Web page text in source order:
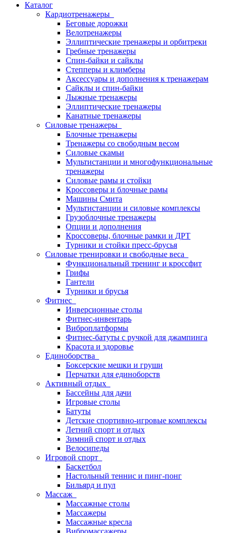
Каталог
Кардиотренажеры
Беговые дорожки
Велотренажеры
Эллиптические тренажеры и орбитреки
Гребные тренажеры
Спин-байки и сайклы
Степперы и климберы
Аксессуары и дополнения к тренажерам
Сайклы и спин-байки
Лыжные тренажеры
Эллиптические тренажеры
Канатные тренажеры
Силовые тренажеры
Блочные тренажеры
Тренажеры со свободным весом
Силовые скамьи
Мультистанции и многофункциональные
тренажеры
Силовые рамы и стойки
Кроссоверы и блочные рамы
Машины Смита
Мультистанции и силовые комплексы
Грузоблочные тренажеры
Опции и дополнения
Кроссоверы, блочные рамки и ДРТ
Турники и стойки пресс-брусья
Силовые тренировки и свободные веса
Функциональный тренинг и кроссфит
Грифы
Гантели
Турники и брусья
Фитнес
Инверсионные столы
Фитнес-инвентарь
Виброплатформы
Фитнес-батуты с ручкой для джампинга
Красота и здоровье
Единоборства
Боксерские мешки и груши
Перчатки для единоборств
Активный отдых
Бассейны для дачи
Игровые столы
Батуты
Детские спортивно-игровые комплексы
Летний спорт и отдых
Зимний спорт и отдых
Велосипеды
Игровой спорт
Баскетбол
Настольный теннис и пинг-понг
Бильярд и пул
Массаж
Массажные столы
Массажеры
Массажные кресла
Вибромассажеры